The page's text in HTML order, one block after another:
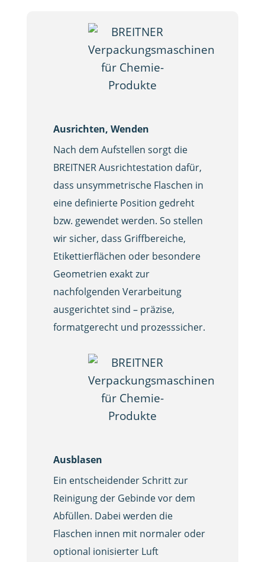
Ausrichten, Wenden
Nach dem Aufstellen sorgt die
BREITNER Ausrichtestation dafür,
dass unsymmetrische Flaschen in
eine definierte Position gedreht
bzw. gewendet werden. So stellen
wir sicher, dass Griffbereiche,
Etikettierflächen oder besondere
Geometrien exakt zur
nachfolgenden Verarbeitung
ausgerichtet sind – präzise,
formatgerecht und prozesssicher.
Ausblasen
Ein entscheidender Schritt zur
Reinigung der Gebinde vor dem
Abfüllen. Dabei werden die
Flaschen innen mit normaler oder
optional ionisierter Luft